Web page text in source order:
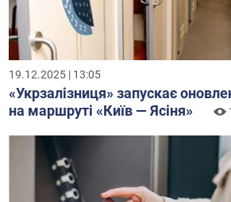
19.12.2025 | 13:05
«Укрзалізниця» запускає
на маршруті «Київ — Ясіня»